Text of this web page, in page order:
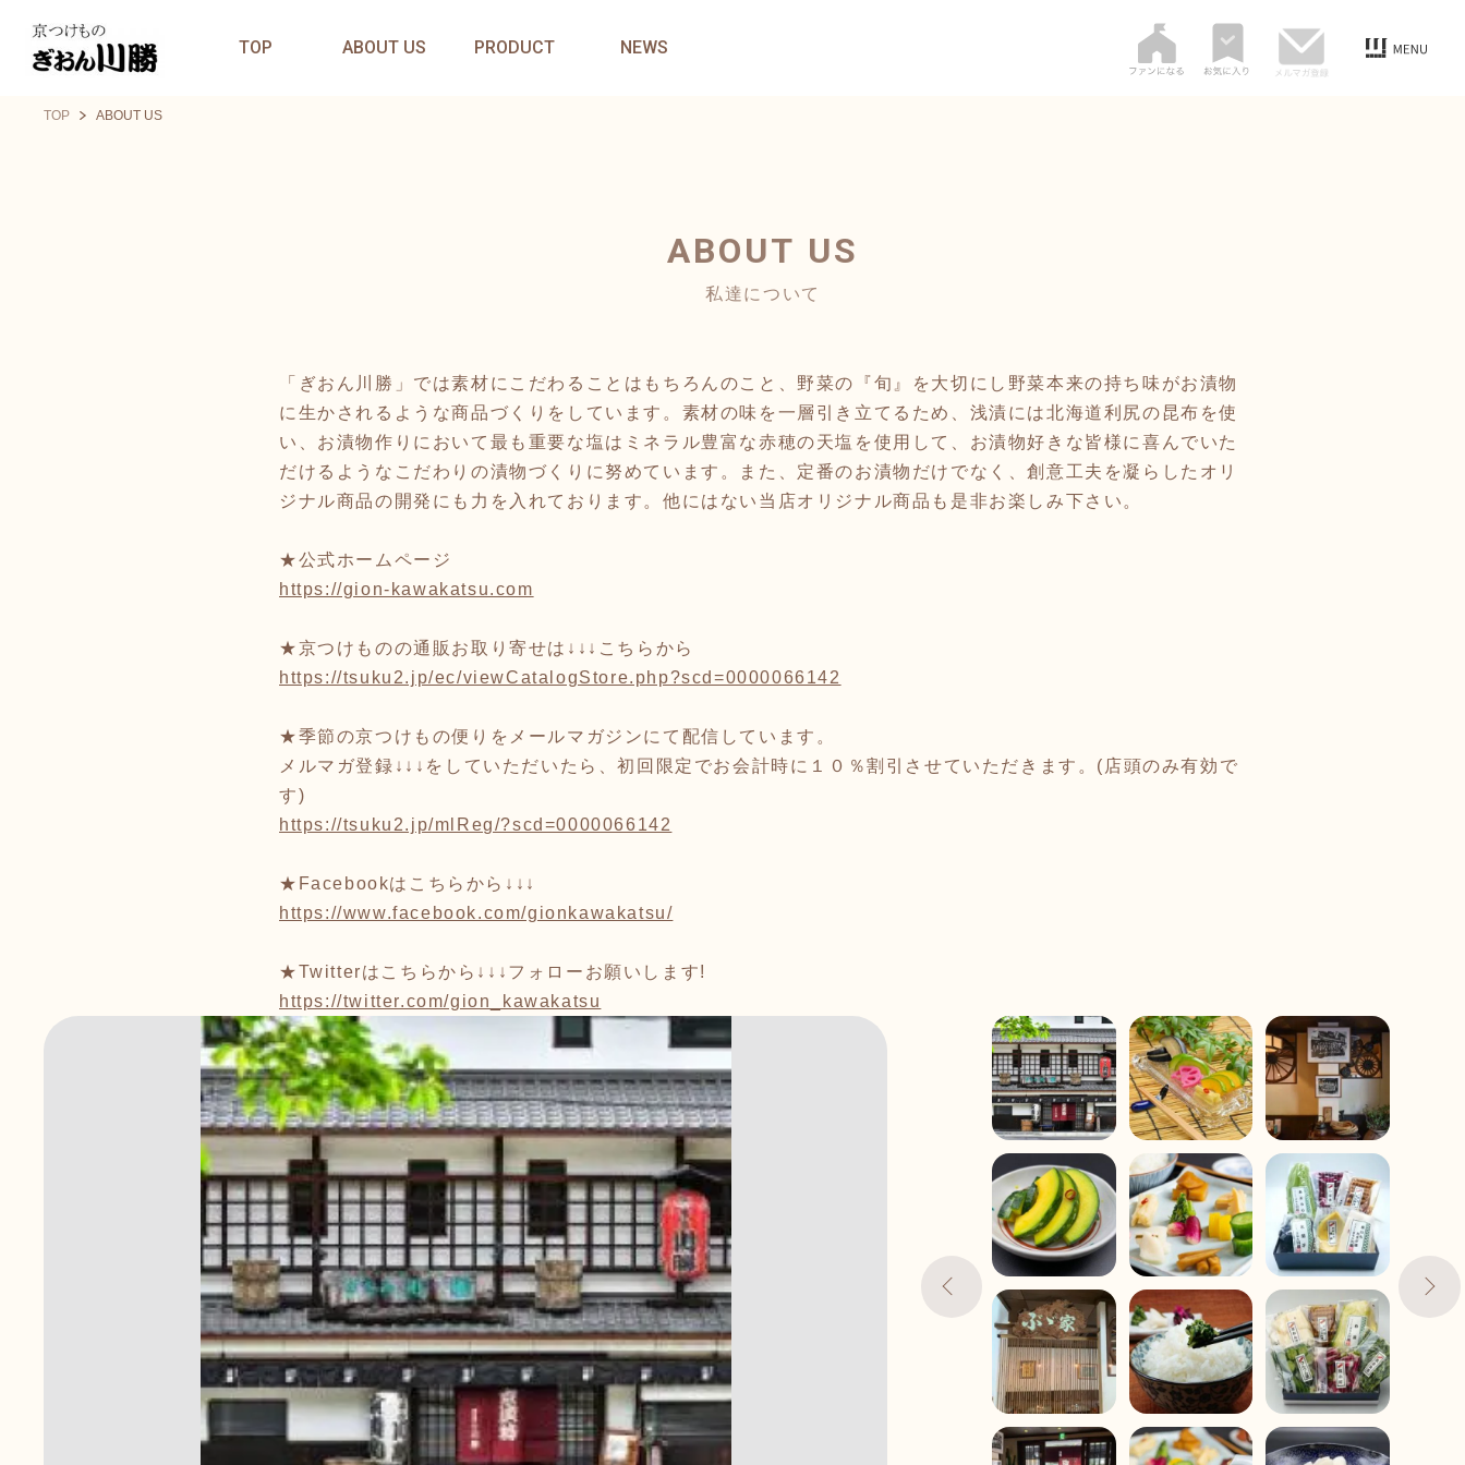
TOP ABOUT US PRODUCT NEWS
TOP ABOUT US
ABOUT US
私達について
「ぎおん川勝」では素材にこだわることはもちろんのこと、野菜の『旬』を大切にし野菜本来の持ち味がお漬物
に生かされるような商品づくりをしています。素材の味を一層引き立てるため、浅漬には北海道利尻の昆布を使
い、お漬物作りにおいて最も重要な塩はミネラル豊富な赤穂の天塩を使用して、お漬物好きな皆様に喜んでいた
だけるようなこだわりの漬物づくりに努めています。また、定番のお漬物だけでなく、創意工夫を凝らしたオリ
ジナル商品の開発にも力を入れております。他にはない当店オリジナル商品も是非お楽しみ下さい。
★公式ホームページ
https://gion-kawakatsu.com
★京つけものの通販お取り寄せは↓↓↓こちらから
https://tsuku2.jp/ec/viewCatalogStore.php?scd=0000066142
★季節の京つけもの便りをメールマガジンにて配信しています。
メルマガ登録↓↓↓をしていただいたら、初回限定でお会計時に１０％割引させていただきます。(店頭のみ有効で
す)
https://tsuku2.jp/mlReg/?scd=0000066142
★Facebookはこちらから↓↓↓
https://www.facebook.com/gionkawakatsu/
★Twitterはこちらから↓↓↓フォローお願いします!
https://twitter.com/gion_kawakatsu